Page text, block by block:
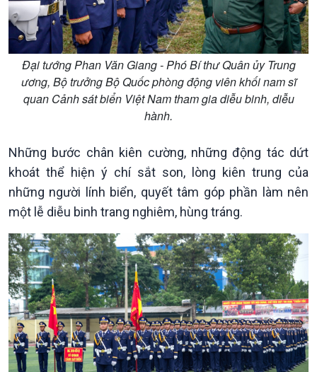
Kinh tế
Tin Kinh tế
Trước giờ mở cửa
Khởi nghiệp
Tuyên chiến với gian lận
thương mại
Nông nghiệp & Biển đảo
Tin Nông nghiệp & Biển
đảo
Mùa vàng
Tâm tình biên giới và hải
đảo
Tìm hiểu biển, đảo Việt
Nam
Đại tướng Phan Văn Giang - Phó Bí thư Quân ủy Trung
ương, Bộ trưởng Bộ Quốc phòng động viên khối nam sĩ
quan Cảnh sát biển Việt Nam tham gia diễu binh, diễu
hành.
Những bước chân kiên cường, những động tác dứt
khoát thể hiện ý chí sắt son, lòng kiên trung của
những người lính biển, quyết tâm góp phần làm nên
một lễ diễu binh trang nghiêm, hùng tráng.